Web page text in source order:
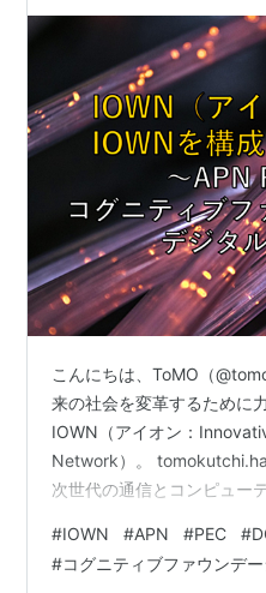
こんにちは、ToMO（
来の社会を変革するために
IOWN（アイオン：
Network）。
次世代の通信とコンピュー
備えています。 そこでこの
についてや、IOWNの利点
#IOWN #APN #PEC #
#コグニティブファウンデ